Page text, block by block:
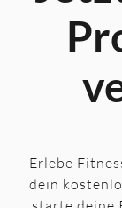
Erlebe
dein